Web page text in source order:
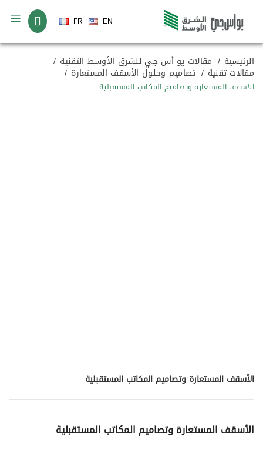
لغة
EN
FR
الرئيسية مقالات يو أس جي للشرق الأوسط التقنية
مقالات تقنية تصاميم وحلول الأسقف المستعارة
الأسقف المستعارة وتصاميم المكاتب المستقبلية
الأسقف المستعارة وتصاميم المكاتب المستقبلية
الأسقف المستعارة وتصاميم المكاتب المستقبلية